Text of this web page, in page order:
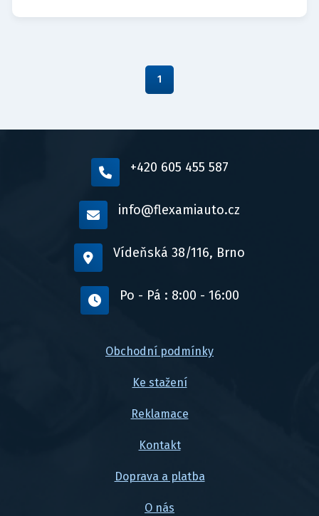
1
+420 605 455 587
info@flexamiauto.cz
Vídeňská 38/116, Brno
Po - Pá : 8:00 - 16:00
Obchodní podmínky
Ke stažení
Reklamace
Kontakt
Doprava a platba
O nás